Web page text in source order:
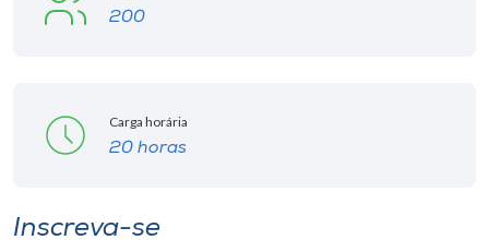
200
Carga horária
20 horas
Inscreva-se